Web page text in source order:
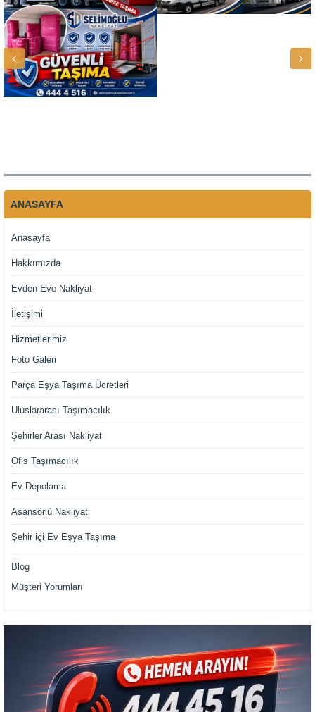
ANASAYFA
Anasayfa
Hakkımızda
Evden Eve Nakliyat
İletişimi
Hizmetlerimiz
Foto Galeri
Parça Eşya Taşıma Ücretleri
Uluslararası Taşımacılık
Şehirler Arası Nakliyat
Ofis Taşımacılık
Ev Depolama
Asansörlü Nakliyat
Şehir içi Ev Eşya Taşıma
Blog
Müşteri Yorumları